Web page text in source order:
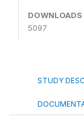
DOWNLOADS
5097
STUDY